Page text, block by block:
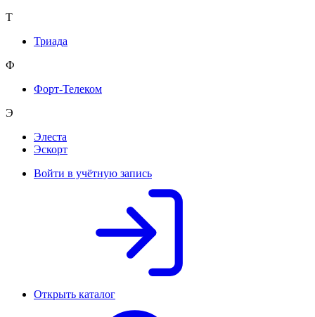
Т
Триада
Ф
Форт-Телеком
Э
Элеста
Эскорт
Войти в учётную запись
Открыть каталог